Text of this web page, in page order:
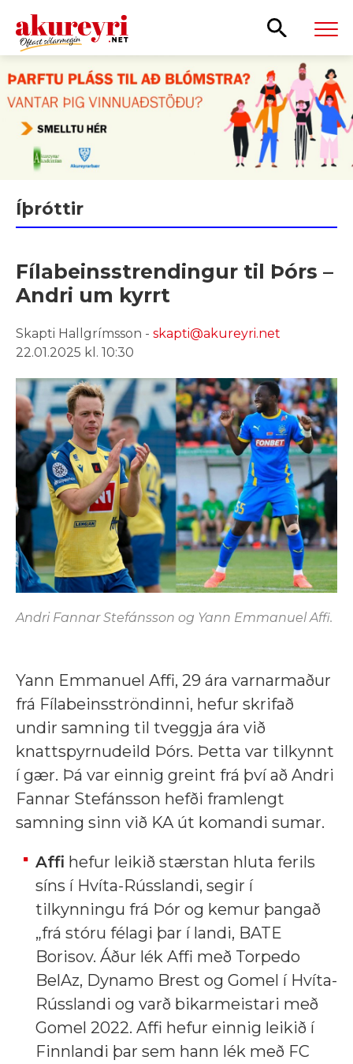
Leita
Íþróttir
Fílabeinsstrendingur til Þórs –
Andri um kyrrt
Skapti Hallgrímsson - skapti@akureyri.net
22.01.2025 kl. 10:30
Andri Fannar Stefánsson og Yann Emmanuel Affi.
Yann Emmanuel Affi, 29 ára varnarmaður
frá Fílabeinsströndinni, hefur skrifað
undir samning til tveggja ára við
knattspyrnudeild Þórs. Þetta var tilkynnt
í gær. Þá var einnig greint frá því að Andri
Fannar Stefánsson hefði framlengt
samning sinn við KA út komandi sumar.
Affi hefur leikið stærstan hluta ferils
síns í Hvíta-Rússlandi, segir í
tilkynningu frá Þór og kemur þangað
„frá stóru félagi þar í landi, BATE
Borisov. Áður lék Affi með Torpedo
BelAz, Dynamo Brest og Gomel í Hvíta-
Rússlandi og varð bikarmeistari með
Gomel 2022. Affi hefur einnig leikið í
Finnlandi þar sem hann lék með FC